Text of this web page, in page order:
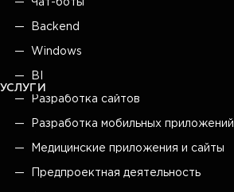
Чат-боты
Backend
Windows
BI
УСЛУГИ
Разработка сайтов
Разработка мобильных приложений
Медицинские приложения и сайты
Предпроектная деятельность